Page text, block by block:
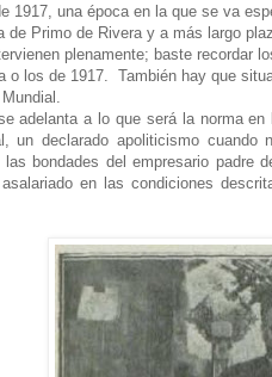
1917, una época en la que se va
de Primo de Rivera y a más largo
plenamente; baste recordar
o los de 1917. También hay que
adelanta a lo que será la norma en
un declarado apoliticismo
bondades del empresario padre
en las condiciones